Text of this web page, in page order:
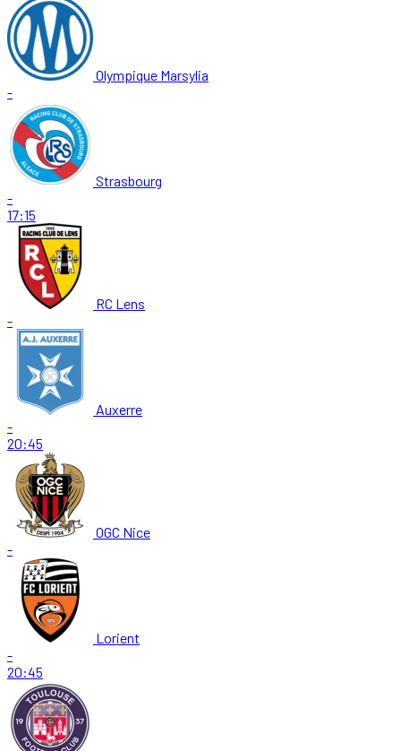
Olympique Marsylia
-
Strasbourg
-
17:15
RC Lens
-
Auxerre
-
20:45
OGC Nice
-
Lorient
-
20:45